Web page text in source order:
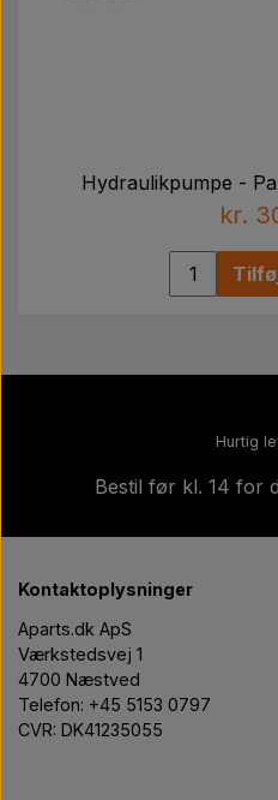
Hydraulikpumpe -
kr.
Hurtig
Bestil før kl. 14 for
Kontaktoplysninger
Aparts.dk ApS
Værkstedsvej 1
4700 Næstved
Telefon: +45 5153 0797
CVR: DK41235055